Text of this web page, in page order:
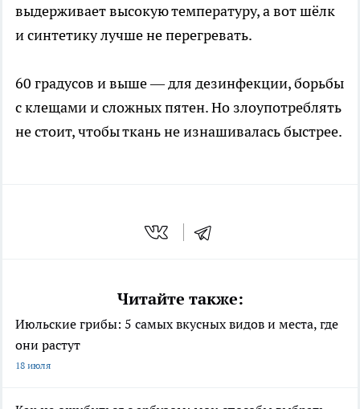
выдерживает высокую температуру, а вот шёлк
и синтетику лучше не перегревать.
60 градусов и выше — для дезинфекции, борьбы
с клещами и сложных пятен. Но злоупотреблять
не стоит, чтобы ткань не изнашивалась быстрее.
Читайте также:
Июльские грибы: 5 самых вкусных видов и места, где
они растут
18 июля